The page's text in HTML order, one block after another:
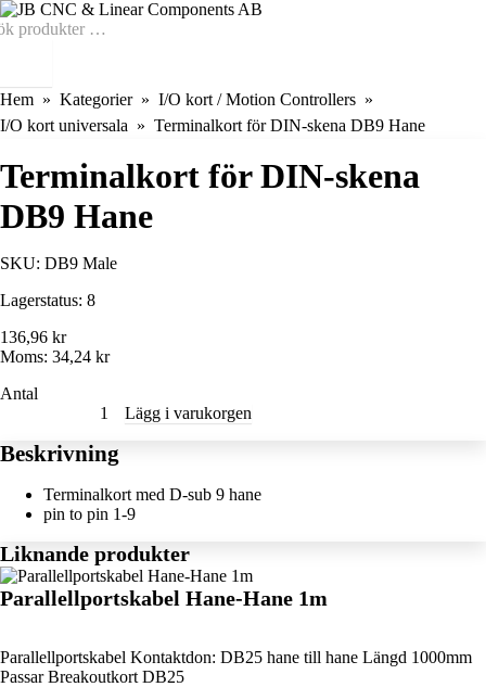
Hem Kategorier
I/O kort / Motion Controllers
I/O kort universala
Terminalkort för DIN-skena DB9 Hane
Terminalkort för DIN-skena
DB9 Hane
SKU: DB9 Male
Lagerstatus: 8
136,96 kr
Moms: 34,24 kr
Antal
Lägg i varukorgen
Beskrivning
Terminalkort med D-sub 9 hane
pin to pin 1-9
Liknande produkter
Parallellportskabel Hane-Hane 1m
Parallellportskabel Kontaktdon: DB25 hane till hane Längd 1000mm
Passar Breakoutkort DB25